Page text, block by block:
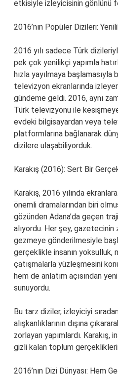
etkisiyle izleyicisinin gönlünü
2016’nın Popüler Dizileri:
2016 yılı sadece Türk
pek çok yenilikçi yapımla
hızla yayılmaya başlamasıyla
televizyon ekranlarında
gündeme geldi. 2016, aynı
Türk televizyonu ile
evdeki bilgisayardan veya
platformlarına bağlanarak
dizilere ulaşabiliyorduk.
Karakış (2016): Sert Bir
Karakış, 2016 yılında
önemli dramalarından biri
gözünden Adana’da geçen
alıyordu. Her şey, gazetecinin
gezmeye gönderilmesiyle
gerçeklikle insanın
çatışmalarla yüzleşmesini
hem de anlatım açısından
sunuyordu.
Bu tarz diziler, izleyiciyi
alışkanlıklarının dışına
zorlayan yapımlardı. Karakış,
gizli kalan toplum
2016’nın Dizi Dünyası: Hem